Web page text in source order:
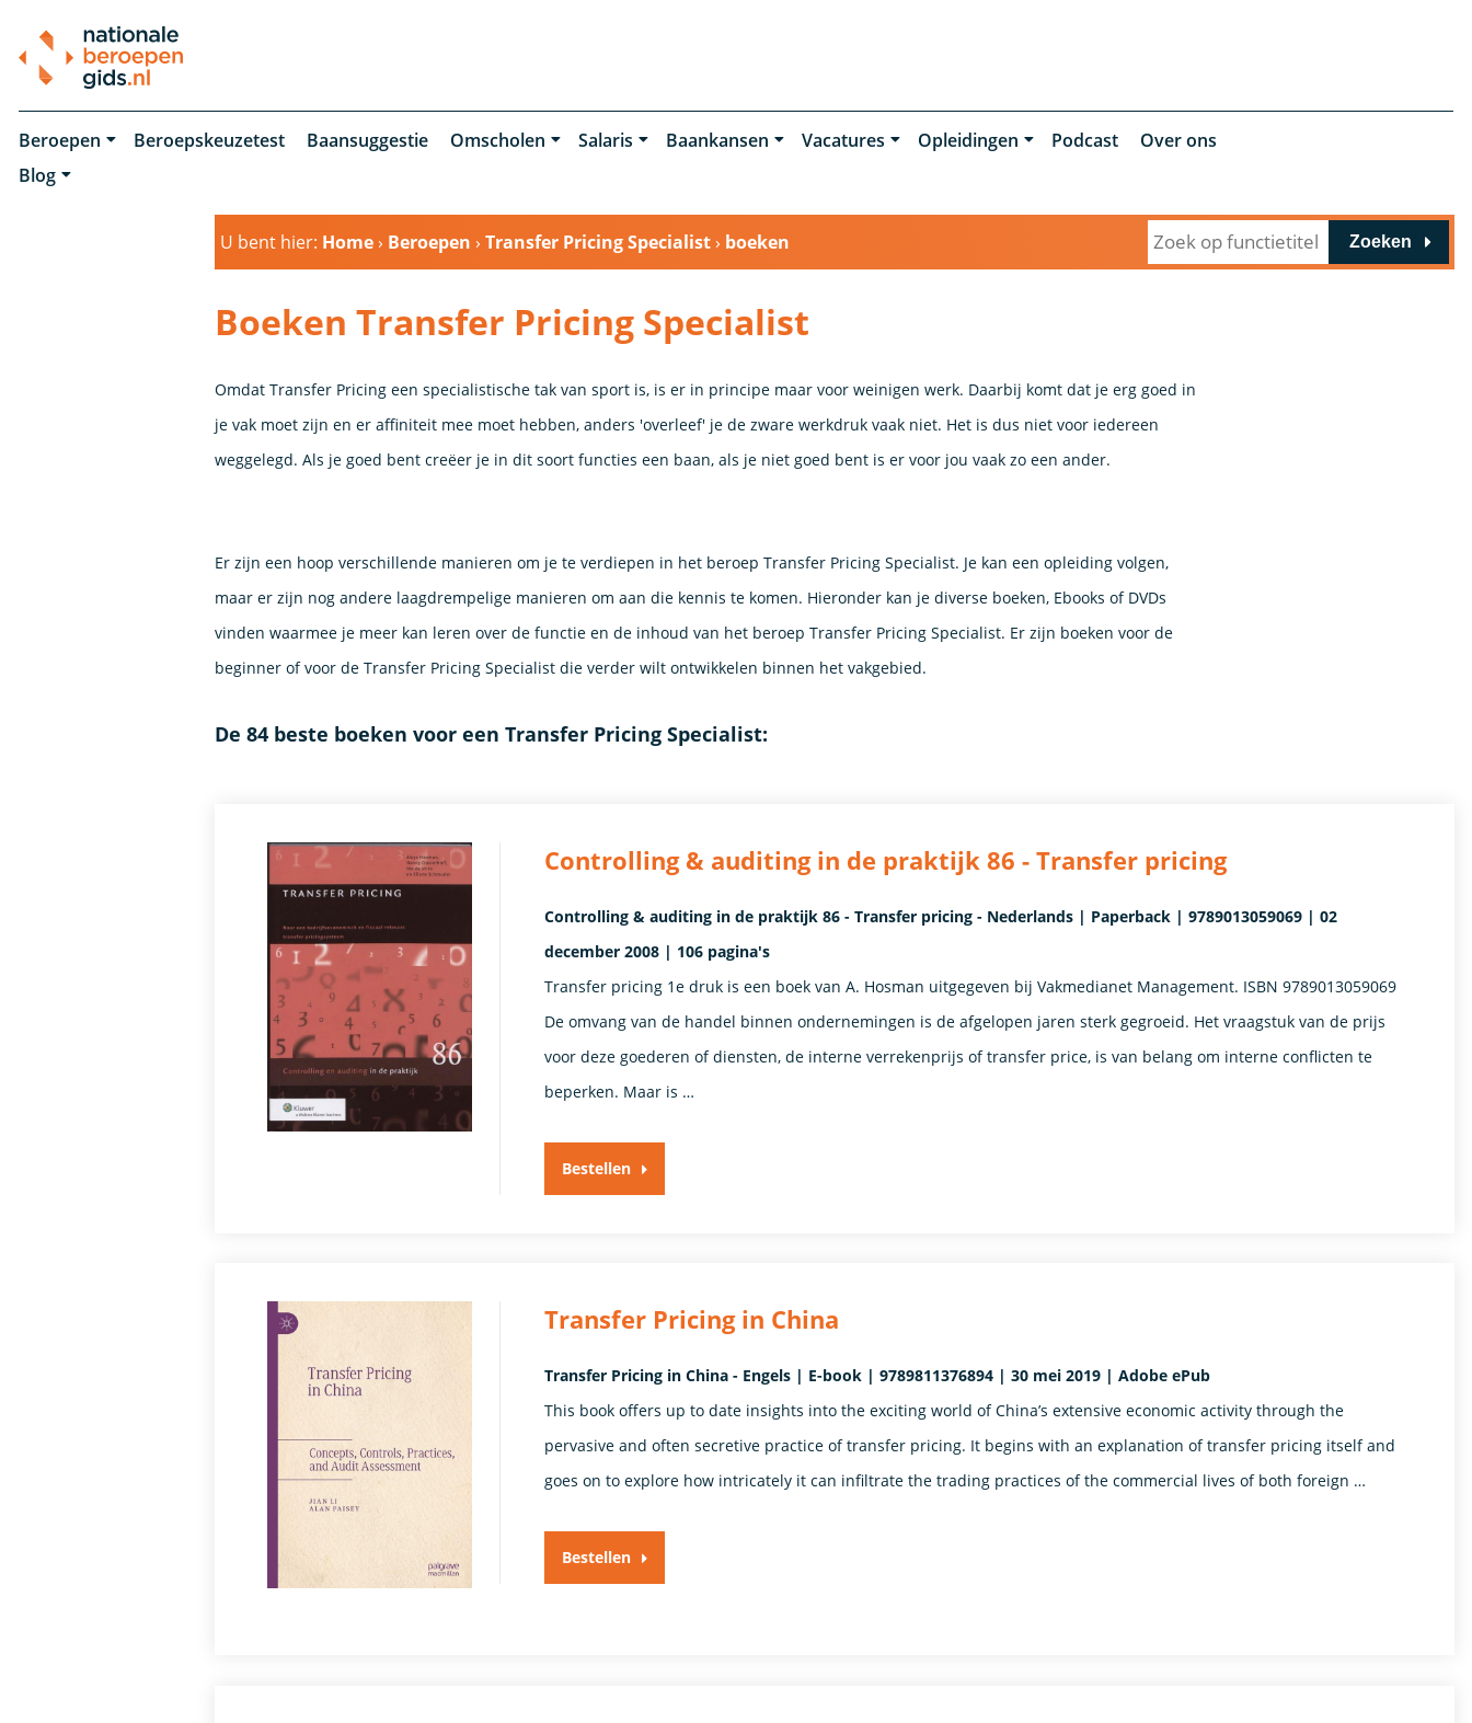
Beroepen Beroepskeuzetest Baansuggestie Omscholen Salaris Baankansen Vacatures Opleidingen Podcast
Over ons
Blog
U bent hier: Home› Beroepen ›Transfer Pricing Specialist› boeken Zoeken
Boeken Transfer Pricing Specialist
Omdat Transfer Pricing een specialistische tak van sport is, is er in principe maar voor weinigen werk. Daarbij komt dat je erg goed in
je vak moet zijn en er affiniteit mee moet hebben, anders 'overleef' je de zware werkdruk vaak niet. Het is dus niet voor iedereen
weggelegd. Als je goed bent creëer je in dit soort functies een baan, als je niet goed bent is er voor jou vaak zo een ander.
Er zijn een hoop verschillende manieren om je te verdiepen in het beroep Transfer Pricing Specialist. Je kan een opleiding volgen,
maar er zijn nog andere laagdrempelige manieren om aan die kennis te komen. Hieronder kan je diverse boeken, Ebooks of DVDs
vinden waarmee je meer kan leren over de functie en de inhoud van het beroep Transfer Pricing Specialist. Er zijn boeken voor de
beginner of voor de Transfer Pricing Specialist die verder wilt ontwikkelen binnen het vakgebied.
De 84 beste boeken voor een Transfer Pricing Specialist:
Controlling & auditing in de praktijk 86 - Transfer pricing
Controlling & auditing in de praktijk 86 - Transfer pricing - Nederlands | Paperback | 9789013059069 | 02
december 2008 | 106 pagina's
Transfer pricing 1e druk is een boek van A. Hosman uitgegeven bij Vakmedianet Management. ISBN 9789013059069
De omvang van de handel binnen ondernemingen is de afgelopen jaren sterk gegroeid. Het vraagstuk van de prijs
voor deze goederen of diensten, de interne verrekenprijs of transfer price, is van belang om interne conflicten te
beperken. Maar is …
Bestellen
Transfer Pricing in China
Transfer Pricing in China - Engels | E-book | 9789811376894 | 30 mei 2019 | Adobe ePub
This book offers up to date insights into the exciting world of China’s extensive economic activity through the
pervasive and often secretive practice of transfer pricing. It begins with an explanation of transfer pricing itself and
goes on to explore how intricately it can infiltrate the trading practices of the commercial lives of both foreign …
Bestellen